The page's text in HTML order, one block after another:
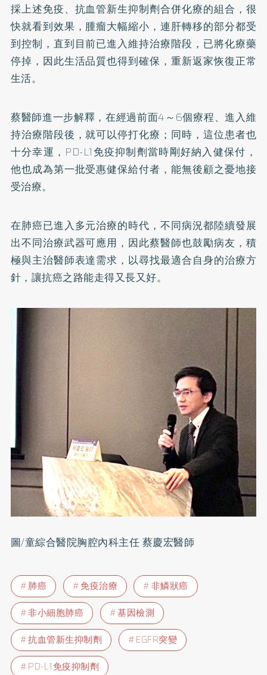
採上述免疫、抗血管新生抑制劑合併化療的組合，很
快就看到效果，腫瘤大幅縮小，連肝轉移的部分都受
到控制，直到目前已進入維持治療階段，已將化療藥
停掉，因此生活品質也得到確保，重新返家恢復正常
生活。
蔡醫師進一步解釋，在經過前面4～6個療程、進入維
持治療階段後，就可以停打化療；同時，這位患者也
十分幸運，PD-L1免疫抑制劑當時剛好納入健保付，
他也成為第一批受惠健保給付者，能無後顧之憂地接
受治療。
在肺癌已進入多元治療的時代，不同病況都陸續發展
出不同治療武器可應用，因此蔡醫師也鼓勵病友，積
極與主治醫師表達需求，以尋找最適合自身的治療方
針，讓抗癌之路能走得又長又好。
圖/童綜合醫院胸腔內科主任 蔡慶宏醫師
肺癌 免疫治療
非鱗狀癌
非小細胞肺癌
基因檢測
抗血管新生抑制劑
EGFR突變
PD-L1免疫抑制劑